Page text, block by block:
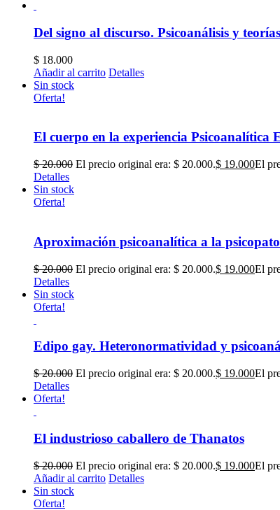
Del signo al discurso. Psicoanálisis y
$ 18.000
Añadir al carrito Detalles
Sin stock
Oferta!
El cuerpo en la experiencia
$20.000 El precio original era: $ 20.000.$ 19.000El
Detalles
Sin stock
Oferta!
Aproximación psicoanalítica a la
$20.000 El precio original era: $ 20.000.$ 19.000El
Detalles
Sin stock
Oferta!
Edipo gay. Heteronormatividad y
$20.000 El precio original era: $ 20.000.$ 19.000El
Detalles
Oferta!
El industrioso caballero de Thanatos
$20.000 El precio original era: $ 20.000.$ 19.000El
Añadir al carrito Detalles
Sin stock
Oferta!